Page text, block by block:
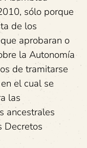
sólo porque
de los
aprobaran o
la Autonomía
de tramitarse
el cual se
las
ancestrales
Decretos